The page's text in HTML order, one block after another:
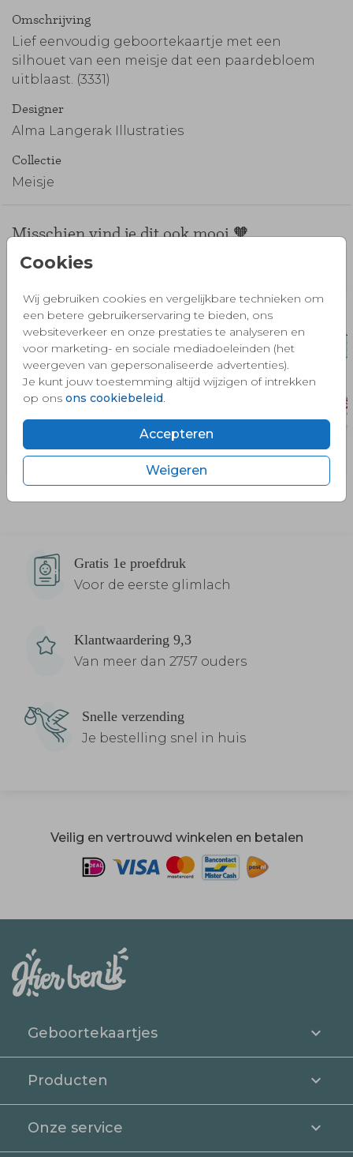
Cookies
Wij gebruiken cookies en vergelijkbare technieken om
een betere gebruikerservaring te bieden, ons
websiteverkeer en onze prestaties te analyseren en
voor marketing- en sociale mediadoeleinden (het
weergeven van gepersonaliseerde advertenties).
Je kunt jouw toestemming altijd wijzigen of intrekken
op ons ons cookiebeleid.
Accepteren
Weigeren
Omschrijving
Lief eenvoudig geboortekaartje met een
silhouet van een meisje dat een paardebloem
uitblaast. (3331)
Designer
Alma Langerak Illustraties
Collectie
Meisje
Misschien vind je dit ook mooi 🧡
Gratis 1e proefdruk
Voor de eerste glimlach
Klantwaardering 9,3
Van meer dan 2757 ouders
Snelle verzending
Je bestelling snel in huis
Veilig en vertrouwd winkelen en betalen
Geboortekaartjes
Producten
Onze service